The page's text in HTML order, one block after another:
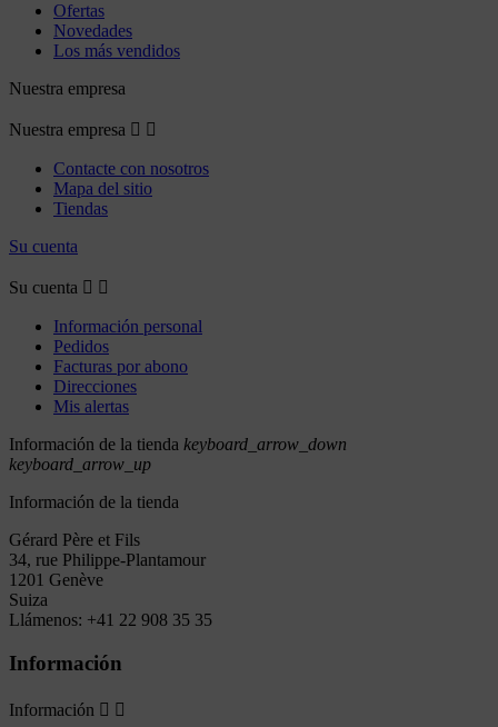
Ofertas
Novedades
Los más vendidos
Nuestra empresa
Nuestra empresa  
Contacte con nosotros
Mapa del sitio
Tiendas
Su cuenta
Su cuenta  
Información personal
Pedidos
Facturas por abono
Direcciones
Mis alertas
Información de la tienda keyboard_arrow_down
keyboard_arrow_up
Información de la tienda
Gérard Père et Fils
34, rue Philippe-Plantamour
1201 Genève
Suiza
Llámenos: +41 22 908 35 35
Información
Información  